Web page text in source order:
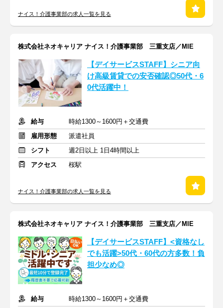
ナイス！介護事業部の求人一覧を見る
株式会社ネオキャリア ナイス！介護事業部 三重支店／MIE
【デイサービスSTAFF】シニア向
け高級賃貸での安否確認◎50代・6
0代活躍中！
給与
時給1300～1600円＋交通費
雇用形態
派遣社員
シフト
週2日以上 1日4時間以上
アクセス
桜駅
ナイス！介護事業部の求人一覧を見る
株式会社ネオキャリア ナイス！介護事業部 三重支店／MIE
【デイサービスSTAFF】<資格なし
でも活躍>50代・60代の方多数！負
担少なめ◎
給与 時給1300～1600円＋交通費